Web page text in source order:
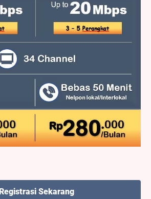
Registrasi Sekarang